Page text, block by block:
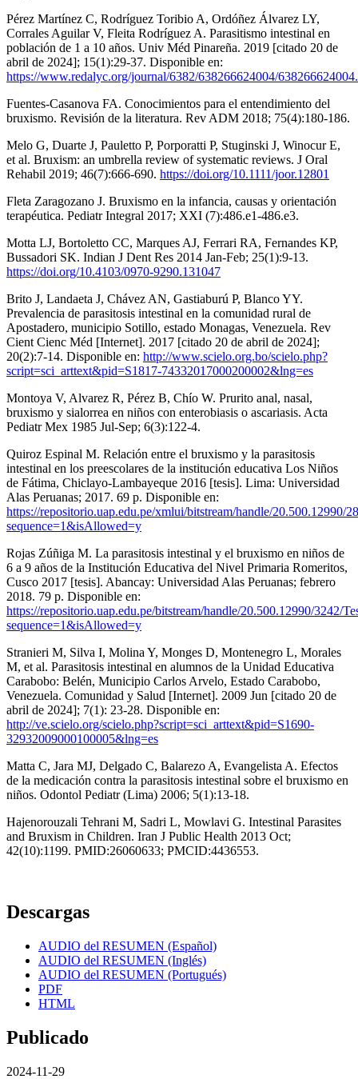
Pérez Martínez C, Rodríguez Toribio A, Ordóñez Álvarez LY,
Corrales Aguilar V, Fleita Rodríguez A. Parasitismo intestinal en
población de 1 a 10 años. Univ Méd Pinareña. 2019 [citado 20 de
abril de 2024]; 15(1):29-37. Disponible en:
https://www.redalyc.org/journal/6382/638266624004/
Fuentes-Casanova FA. Conocimientos para el entendimiento del
bruxismo. Revisión de la literatura. Rev ADM 2018; 75(4):180-186.
Melo G, Duarte J, Pauletto P, Porporatti P, Stuginski J, Winocur E,
et al. Bruxism: an umbrella review of systematic reviews. J Oral
Rehabil 2019; 46(7):666-690. https://doi.org/10.1111/joor.12801
Fleta Zaragozano J. Bruxismo en la infancia, causas y orientación
terapéutica. Pediatr Integral 2017; XXI (7):486.e1-486.e3.
Motta LJ, Bortoletto CC, Marques AJ, Ferrari RA, Fernandes KP,
Bussadori SK. Indian J Dent Res 2014 Jan-Feb; 25(1):9-13.
https://doi.org/10.4103/0970-9290.131047
Brito J, Landaeta J, Chávez AN, Gastiaburú P, Blanco YY.
Prevalencia de parasitosis intestinal en la comunidad rural de
Apostadero, municipio Sotillo, estado Monagas, Venezuela. Rev
Cient Cienc Méd [Internet]. 2017 [citado 20 de abril de 2024];
20(2):7-14. Disponible en: http://www.scielo.org.bo/scielo.php?
script=sci_arttext&pid=S1817-74332017000200002&lng=es
Montoya V, Alvarez R, Pérez B, Chío W. Prurito anal, nasal,
bruxismo y sialorrea en niños con enterobiasis o ascariasis. Acta
Pediatr Mex 1985 Jul-Sep; 6(3):122-4.
Quiroz Espinal M. Relación entre el bruxismo y la parasitosis
intestinal en los preescolares de la institución educativa Los Niños
de Fátima, Chiclayo-Lambayeque 2016 [tesis]. Lima: Universidad
Alas Peruanas; 2017. 69 p. Disponible en:
https://repositorio.uap.edu.pe/xmlui/bitstream/handle/20.500.12990/
sequence=1&isAllowed=y
Rojas Zúñiga M. La parasitosis intestinal y el bruxismo en niños de
6 a 9 años de la Institución Educativa del Nivel Primaria Romeritos,
Cusco 2017 [tesis]. Abancay: Universidad Alas Peruanas; febrero
2018. 79 p. Disponible en:
https://repositorio.uap.edu.pe/bitstream/handle/20.500.12990/3242/
sequence=1&isAllowed=y
Stranieri M, Silva I, Molina Y, Monges D, Montenegro L, Morales
M, et al. Parasitosis intestinal en alumnos de la Unidad Educativa
Carabobo: Belén, Municipio Carlos Arvelo, Estado Carabobo,
Venezuela. Comunidad y Salud [Internet]. 2009 Jun [citado 20 de
abril de 2024]; 7(1): 23-28. Disponible en:
http://ve.scielo.org/scielo.php?script=sci_arttext&pid=S1690-
32932009000100005&lng=es
Matta C, Jara MJ, Delgado C, Balarezo A, Evangelista A. Efectos
de la medicación contra la parasitosis intestinal sobre el bruxismo en
niños. Odontol Pediatr (Lima) 2006; 5(1):13-18.
Hajenorouzali Tehrani M, Sadri L, Mowlavi G. Intestinal Parasites
and Bruxism in Children. Iran J Public Health 2013 Oct;
42(10):1199. PMID:26060633; PMCID:4436553.
Descargas
AUDIO del RESUMEN (Español)
AUDIO del RESUMEN (Inglés)
AUDIO del RESUMEN (Portugués)
PDF
HTML
Publicado
2024-11-29